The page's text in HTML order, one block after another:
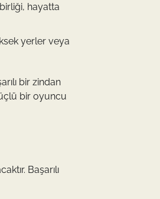
hayatta
yerler veya
bir zindan
bir oyuncu
Başarılı